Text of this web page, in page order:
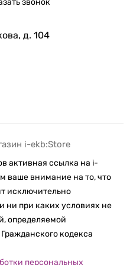
и низком уровне
каждый пиксель на
с различной
фото были
тончайшие
Сверх­широко­
очень близко к
слайд-шоу, которые
из памятных снимков
Их можно
— и даже добавлять
манере.
и
звонок
д. 104
i-ekb:Store
активная ссылка на i-
ваше внимание на то, что
исключительно
ни при каких условиях не
определяемой
кодекса
персональных